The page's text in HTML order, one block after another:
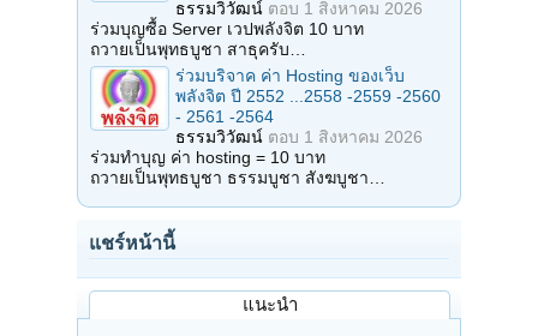
ธรรมวิวัฒน์ ตอบ 1 สิงหาคม 2026
ร่วมบุญซื้อ Server เวปพลังจิต 10 บาท
ถวายเป็นพุทธบูชา สาธุครับ…
ร่วมบริจาค ค่า Hosting ของเว็บ
พลังจิต ปี 2552 ...2558 -2559 -2560
- 2561 -2564
ธรรมวิวัฒน์ ตอบ 1 สิงหาคม 2026
ร่วมทำบุญ ค่า hosting = 10 บาท
ถวายเป็นพุทธบูชา ธรรมบูชา สังฆบูชา…
แชร์หน้านี้
แนะนำ